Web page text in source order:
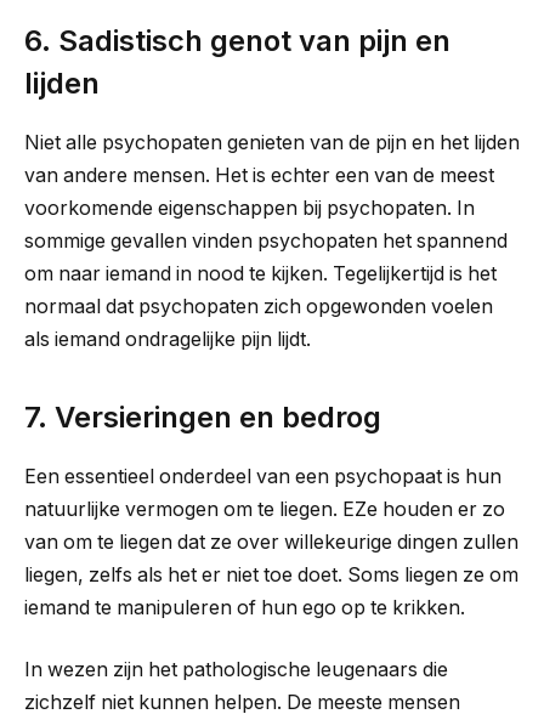
6. Sadistisch genot van pijn en
lijden
Niet alle psychopaten genieten van de pijn en het lijden
van andere mensen. Het is echter een van de meest
voorkomende eigenschappen bij psychopaten. In
sommige gevallen vinden psychopaten het spannend
om naar iemand in nood te kijken. Tegelijkertijd is het
normaal dat psychopaten zich opgewonden voelen
als iemand ondragelijke pijn lijdt.
7. Versieringen en bedrog
Een essentieel onderdeel van een psychopaat is hun
natuurlijke vermogen om te liegen. EZe houden er zo
van om te liegen dat ze over willekeurige dingen zullen
liegen, zelfs als het er niet toe doet. Soms liegen ze om
iemand te manipuleren of hun ego op te krikken.
In wezen zijn het pathologische leugenaars die
zichzelf niet kunnen helpen. De meeste mensen